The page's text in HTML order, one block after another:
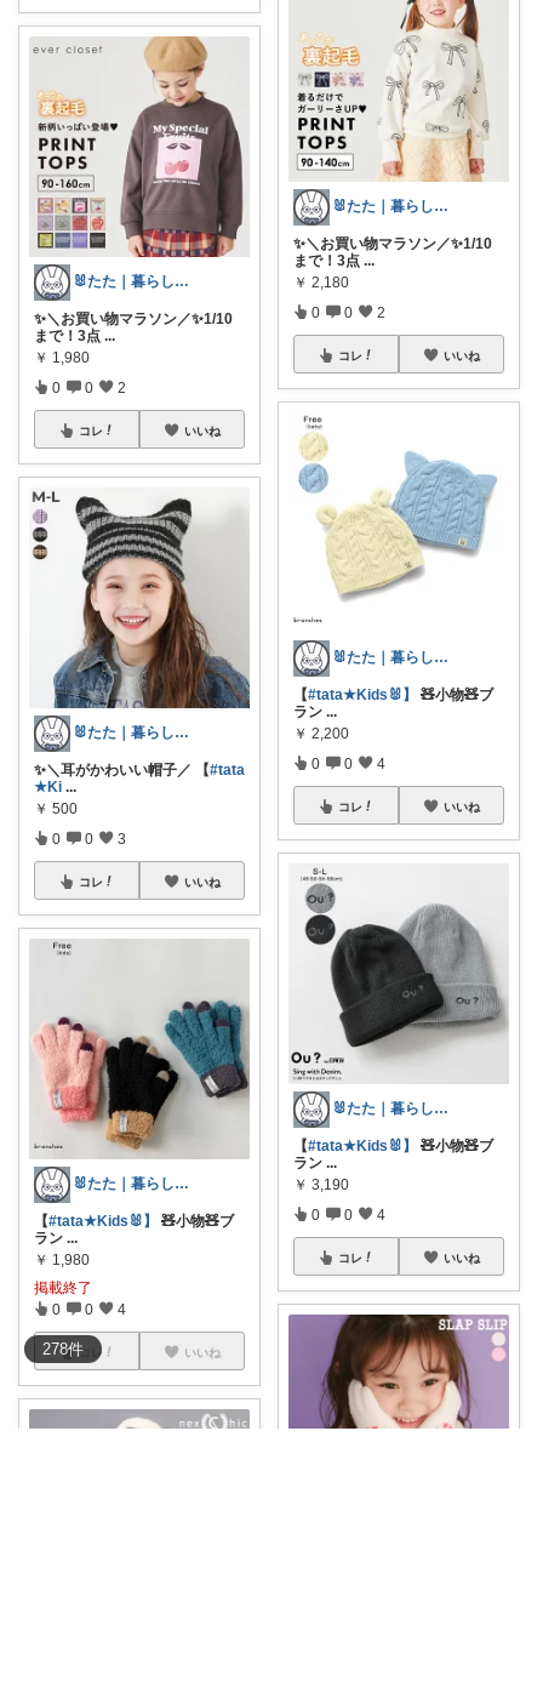
278件
🐰たた｜暮らしと子育て
✨＼お買い物マラソン／✨1/10
まで！3点 ...
￥ 1,980
0 0 2
コレ いいね
🐰たた｜暮らしと子育て
✨＼耳がかわいい帽子／ 【#tata
★Ki ...
￥ 500
0 0 3
コレ いいね
🐰たた｜暮らしと子育て
【#tata★Kids🐰】
🧸小物🧸ブ
ラン ...
￥ 1,980
掲載終了
0 0 4
コレ いいね
🐰たた｜暮らしと子育て
✨＼お買い物マラソン／✨1/10
まで！3点 ...
￥ 2,180
0 0 2
コレ いいね
🐰たた｜暮らしと子育て
【#tata★Kids🐰】
🧸小物🧸ブ
ラン ...
￥ 2,200
0 0 4
コレ いいね
🐰たた｜暮らしと子育て
【#tata★Kids🐰】
🧸小物🧸ブ
ラン ...
￥ 3,190
0 0 4
コレ いいね